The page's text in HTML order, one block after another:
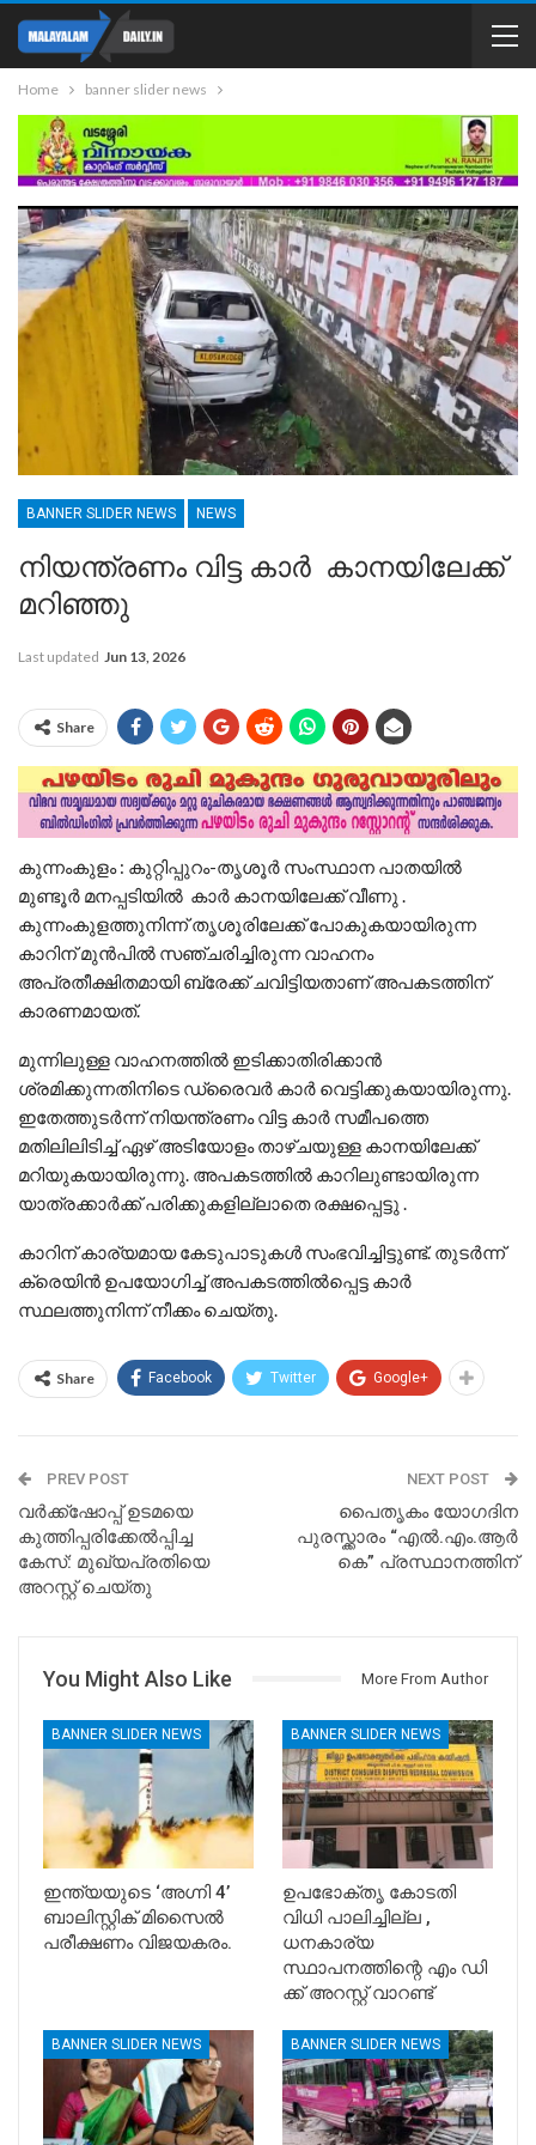
Home banner slider news
BANNER SLIDER NEWS NEWS
നിയന്ത്രണം വിട്ട കാർ കാനയിലേക്ക്
മറിഞ്ഞു
Last updated Jun 13, 2026
Share
കുന്നംകുളം : കുറ്റിപ്പുറം-തൃശൂർ സംസ്ഥാന പാതയിൽ
മുണ്ടൂർ മനപ്പടിയിൽ കാർ കാനയിലേക്ക് വീണു .
കുന്നംകുളത്തുനിന്ന് തൃശൂരിലേക്ക് പോകുകയായിരുന്ന
കാറിന് മുൻപിൽ സഞ്ചരിച്ചിരുന്ന വാഹനം
അപ്രതീക്ഷിതമായി ബ്രേക്ക് ചവിട്ടിയതാണ് അപകടത്തിന്
കാരണമായത്.
മുന്നിലുള്ള വാഹനത്തിൽ ഇടിക്കാതിരിക്കാൻ
ശ്രമിക്കുന്നതിനിടെ ഡ്രൈവർ കാർ വെട്ടിക്കുകയായിരുന്നു.
ഇതേത്തുടർന്ന് നിയന്ത്രണം വിട്ട കാർ സമീപത്തെ
മതിലിലിടിച്ച് ഏഴ് അടിയോളം താഴ്ചയുള്ള കാനയിലേക്ക്
മറിയുകയായിരുന്നു. അപകടത്തിൽ കാറിലുണ്ടായിരുന്ന
യാത്രക്കാർക്ക് പരിക്കുകളില്ലാതെ രക്ഷപ്പെട്ടു .
കാറിന് കാര്യമായ കേടുപാടുകൾ സംഭവിച്ചിട്ടുണ്ട്. തുടർന്ന്
ക്രെയിൻ ഉപയോഗിച്ച് അപകടത്തിൽപ്പെട്ട കാർ
സ്ഥലത്തുനിന്ന് നീക്കം ചെയ്തു.
Share Facebook Twitter Google+
PREV POST
വർക്ക്‌ഷോപ്പ് ഉടമയെ
കുത്തിപ്പരിക്കേൽപ്പിച്ച
കേസ്: മുഖ്യപ്രതിയെ
അറസ്റ്റ് ചെയ്തു
NEXT POST
പൈതൃകം യോഗദിന
പുരസ്ക്കാരം “എൽ.എം.ആർ
കെ” പ്രസ്ഥാനത്തിന്
You Might Also Like More From Author
BANNER SLIDER NEWS
ഇന്ത്യയുടെ ‘അഗ്നി 4’
ബാലിസ്റ്റിക് മിസൈൽ
പരീക്ഷണം വിജയകരം.
BANNER SLIDER NEWS
ഉപഭോക്തൃ കോടതി
വിധി പാലിച്ചില്ല ,
ധനകാര്യ
സ്ഥാപനത്തിന്റെ എം ഡി
ക്ക് അറസ്റ്റ് വാറണ്ട്
BANNER SLIDER NEWS BANNER SLIDER NEWS